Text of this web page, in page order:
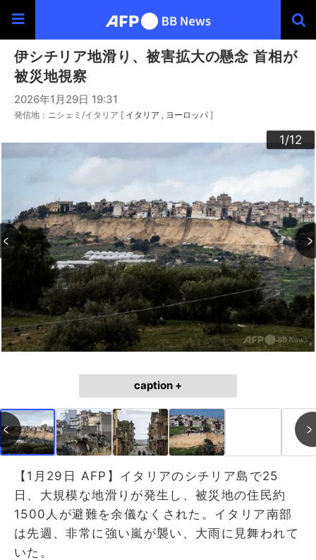
伊シチリア地滑り、被害拡大の懸念 首相が
被災地視察
2026年1月29日 19:31
発信地：ニシェミ/イタリア [ イタリア ヨーロッパ ]
1/12
2/12
3/12
4/12
5/12
6/12
7/12
8/12
9/12
10/12
11/12
12/12
caption +
【1月29日 AFP】イタリアのシチリア島で25
日、大規模な地滑りが発生し、被災地の住民約
1500人が避難を余儀なくされた。イタリア南部
は先週、非常に強い嵐が襲い、大雨に見舞われて
いた。